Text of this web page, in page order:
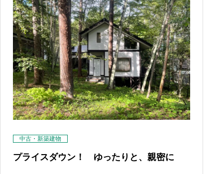
中古・新築建物
プライスダウン！ ゆったりと、親密に